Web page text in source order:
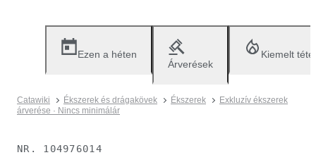
Ezen a héten
Árverések
Kiemelt
Catawiki Ékszerek és drágakövek Ékszerek
Exkluzív ékszerek
árverése · Nincs minimálár
NR. 104976014